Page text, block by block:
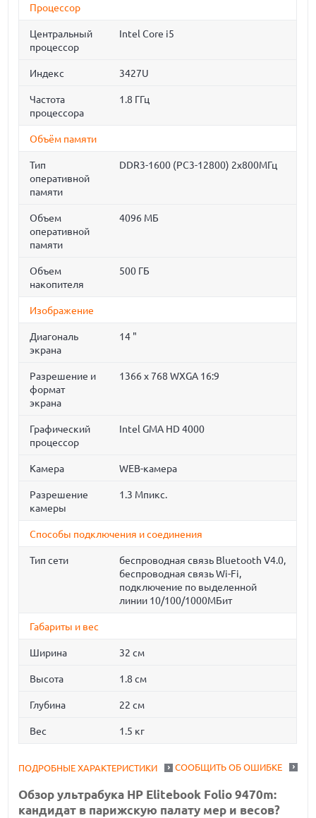
Процессор
Центральный
процессор
Intel Core i5
Индекс 3427U
Частота
процессора
1.8 ГГц
Объём памяти
Тип
оперативной
памяти
DDR3-1600 (PC3-12800) 2x800МГц
Объем
оперативной
памяти
4096 МБ
Объем
накопителя
500 ГБ
Изображение
Диагональ
экрана
14 "
Разрешение и
формат
экрана
1366 x 768 WXGA 16:9
Графический
процессор
Intel GMA HD 4000
Камера WEB-камера
Разрешение
камеры
1.3 Мпикс.
Способы подключения и соединения
Тип сети
беспроводная связь Bluetooth V4.0,
беспроводная связь Wi-Fi,
подключение по выделенной
линии 10/100/1000МБит
Габариты и вес
Ширина 32 см
Высота 1.8 см
Глубина 22 см
Вес 1.5 кг
СООБЩИТЬ ОБ ОШИБКЕ
ПОДРОБНЫЕ ХАРАКТЕРИСТИКИ
Обзор ультрабука HP Elitebook Folio 9470m:
кандидат в парижскую палату мер и весов?